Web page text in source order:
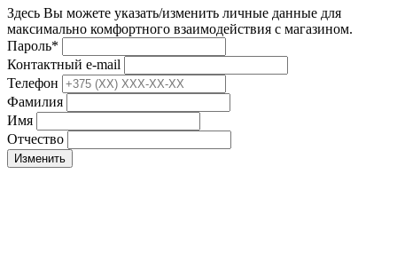
Здесь Вы можете указать/изменить личные данные для
максимально комфортного взаимодействия с магазином.
Пароль*
Контактный e-mail
Телефон
Фамилия
Имя
Отчество
Изменить